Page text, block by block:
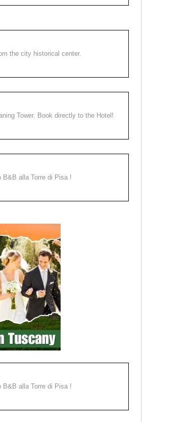
the city historical center.
Tower. Book directly to the Hotel!
B&B alla Torre di Pisa !
B&B alla Torre di Pisa !